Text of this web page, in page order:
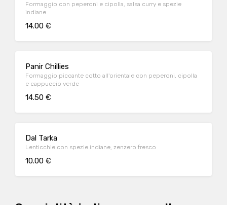
Formaggio con peperoni e cipolla, salsa curry e spezie
indiane
14.00 €
Panir Chillies
Formaggio piccante cotto all'orientale con peperoni, cipolla
e cappuccio verde
14.50 €
Dal Tarka
Lenticchie con spezie indiane, zenzero fresco
10.00 €